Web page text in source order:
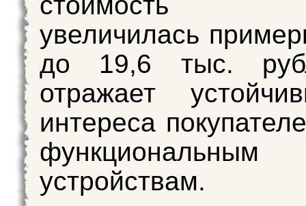
увеличилась
до 19,6 тыс.
отражает
интереса
функциональным
устройствам.